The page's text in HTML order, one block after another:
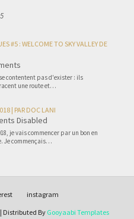
#5 : WELCOME TO SKY VALLEY DE
contentent pas d'exister : ils
une route et…
| PAR DOC LANI
Disabled
je vais commencer par un bon en
Je commençais…
instagram
Distributed By Gooyaabi Templates